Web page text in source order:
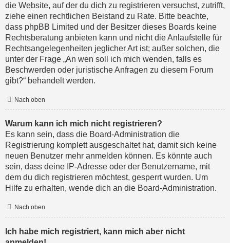
die Website, auf der du dich zu registrieren versuchst, zutrifft,
ziehe einen rechtlichen Beistand zu Rate. Bitte beachte,
dass phpBB Limited und der Besitzer dieses Boards keine
Rechtsberatung anbieten kann und nicht die Anlaufstelle für
Rechtsangelegenheiten jeglicher Art ist; außer solchen, die
unter der Frage „An wen soll ich mich wenden, falls es
Beschwerden oder juristische Anfragen zu diesem Forum
gibt?“ behandelt werden.
Nach oben
Warum kann ich mich nicht registrieren?
Es kann sein, dass die Board-Administration die
Registrierung komplett ausgeschaltet hat, damit sich keine
neuen Benutzer mehr anmelden können. Es könnte auch
sein, dass deine IP-Adresse oder der Benutzername, mit
dem du dich registrieren möchtest, gesperrt wurden. Um
Hilfe zu erhalten, wende dich an die Board-Administration.
Nach oben
Ich habe mich registriert, kann mich aber nicht